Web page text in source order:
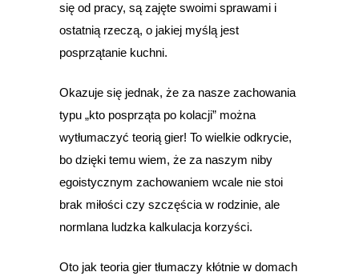
się od pracy, są zajęte swoimi sprawami i
ostatnią rzeczą, o jakiej myślą jest
posprzątanie kuchni.
Okazuje się jednak, że za nasze zachowania
typu „kto posprząta po kolacji” można
wytłumaczyć teorią gier! To wielkie odkrycie,
bo dzięki temu wiem, że za naszym niby
egoistycznym zachowaniem wcale nie stoi
brak miłości czy szczęścia w rodzinie, ale
normlana ludzka kalkulacja korzyści.
Oto jak teoria gier tłumaczy kłótnie w domach